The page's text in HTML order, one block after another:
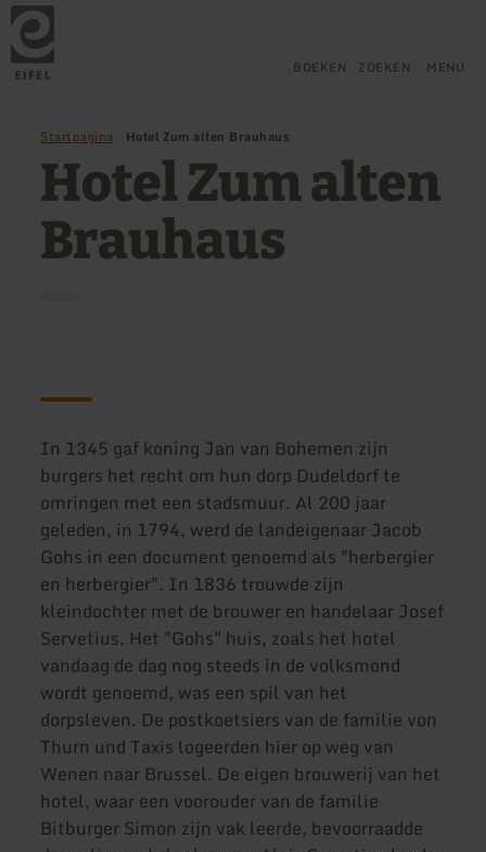
Terug
naar
de
startpagina
BOEKEN ZOEKEN MENU
Startpagina Hotel Zum alten Brauhaus
Hotel Zum alten
Brauhaus
In 1345 gaf koning Jan van Bohemen zijn
burgers het recht om hun dorp Dudeldorf te
omringen met een stadsmuur. Al 200 jaar
geleden, in 1794, werd de landeigenaar Jacob
Gohs in een document genoemd als "herbergier
en herbergier". In 1836 trouwde zijn
kleindochter met de brouwer en handelaar Josef
Servetius. Het "Gohs" huis, zoals het hotel
vandaag de dag nog steeds in de volksmond
wordt genoemd, was een spil van het
dorpsleven. De postkoetsiers van de familie von
Thurn und Taxis logeerden hier op weg van
Wenen naar Brussel. De eigen brouwerij van het
hotel, waar een voorouder van de familie
Bitburger Simon zijn vak leerde, bevoorraadde